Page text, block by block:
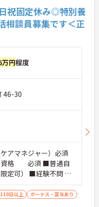
祝固定休み◎特別養
相談員募集です＜正
円程度
46-30
アマネジャー）必須
資格 必須 ■普通自
定可） ■経験不問 ■
料作成程度の技術を
日以上
ボーナス・賞与あり